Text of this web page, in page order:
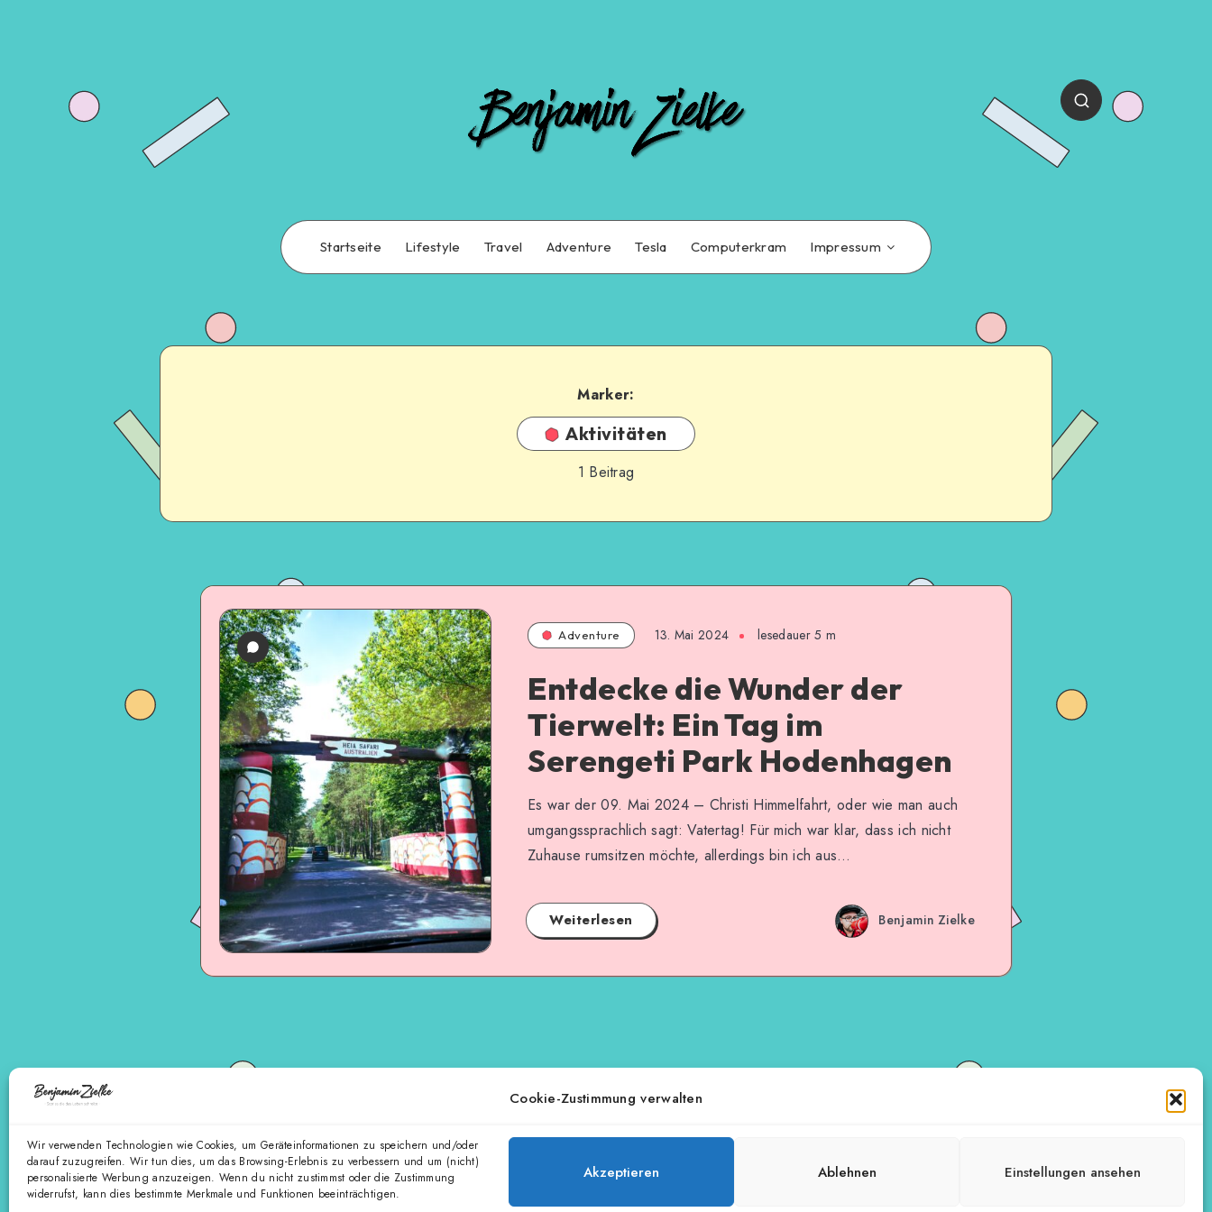
Cookie-Zustimmung verwalten
Wir verwenden Technologien wie Cookies, um Geräteinformationen zu speichern und/oder
darauf zuzugreifen. Wir tun dies, um das Browsing-Erlebnis zu verbessern und um (nicht)
personalisierte Werbung anzuzeigen. Wenn du nicht zustimmst oder die Zustimmung
widerrufst, kann dies bestimmte Merkmale und Funktionen beeinträchtigen.
Akzeptieren Ablehnen Einstellungen ansehen
Startseite Lifestyle Travel Adventure Tesla Computerkram Impressum
Marker:
Aktivitäten
1 Beitrag
Adventure 13. Mai 2024 lesedauer 5 m
Entdecke die Wunder der
Tierwelt: Ein Tag im
Serengeti Park Hodenhagen
Es war der 09. Mai 2024 – Christi Himmelfahrt, oder wie man auch
umgangssprachlich sagt: Vatertag! Für mich war klar, dass ich nicht
Zuhause rumsitzen möchte, allerdings bin ich aus…
Weiterlesen Benjamin Zielke